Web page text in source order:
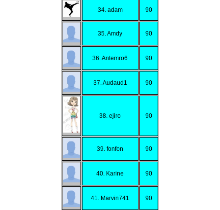
34. adam 90
35. Amdy 90
36. Antemro6 90
37. Audaud1 90
38. ejiro 90
39. fonfon 90
40. Karine 90
41. Marvin741 90